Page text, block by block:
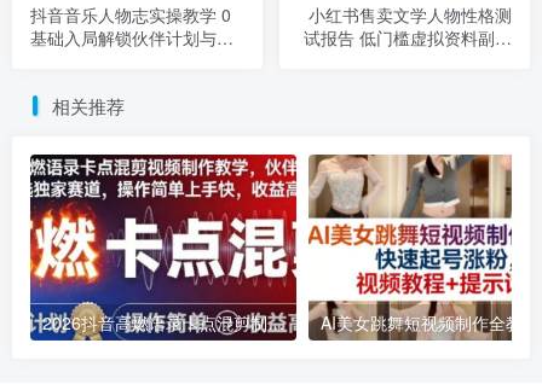
抖音音乐人物志实操教学 0
基础入局解锁伙伴计划与独
小红书售卖文学人物性格测
试报告 低门槛虚拟资料副业
相关推荐
2026抖音高燃语录卡点混剪制作教学 伙伴计划低门槛增收教程